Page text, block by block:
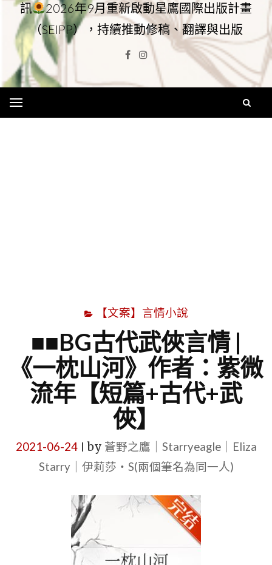
訊
2026年9月重新啟動星鷹國際出版計畫
（SEIPP），持續推動修稿、翻譯與出版
Facebook
Instagram
【文案】言情小說
■■BG古代武俠言情 |
《一枕山河》作者：紫微
流年【短篇+古代+武
俠】
2021-06-24| by 蒼野之鷹｜Starryeagle｜Eliza
Starry｜伊莉莎・S(兩個筆名為同一人)